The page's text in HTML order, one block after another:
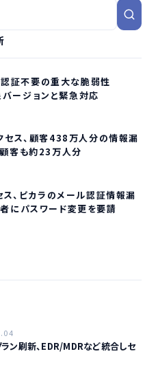
証不要の重大な脆弱性
ージョンと緊急対応
セス、顧客438万人分の情報漏
客も約23万人分
、ピカラのメール認証情報漏
にパスワード変更を要請
ン刷新、EDR/MDRなど統合しセ